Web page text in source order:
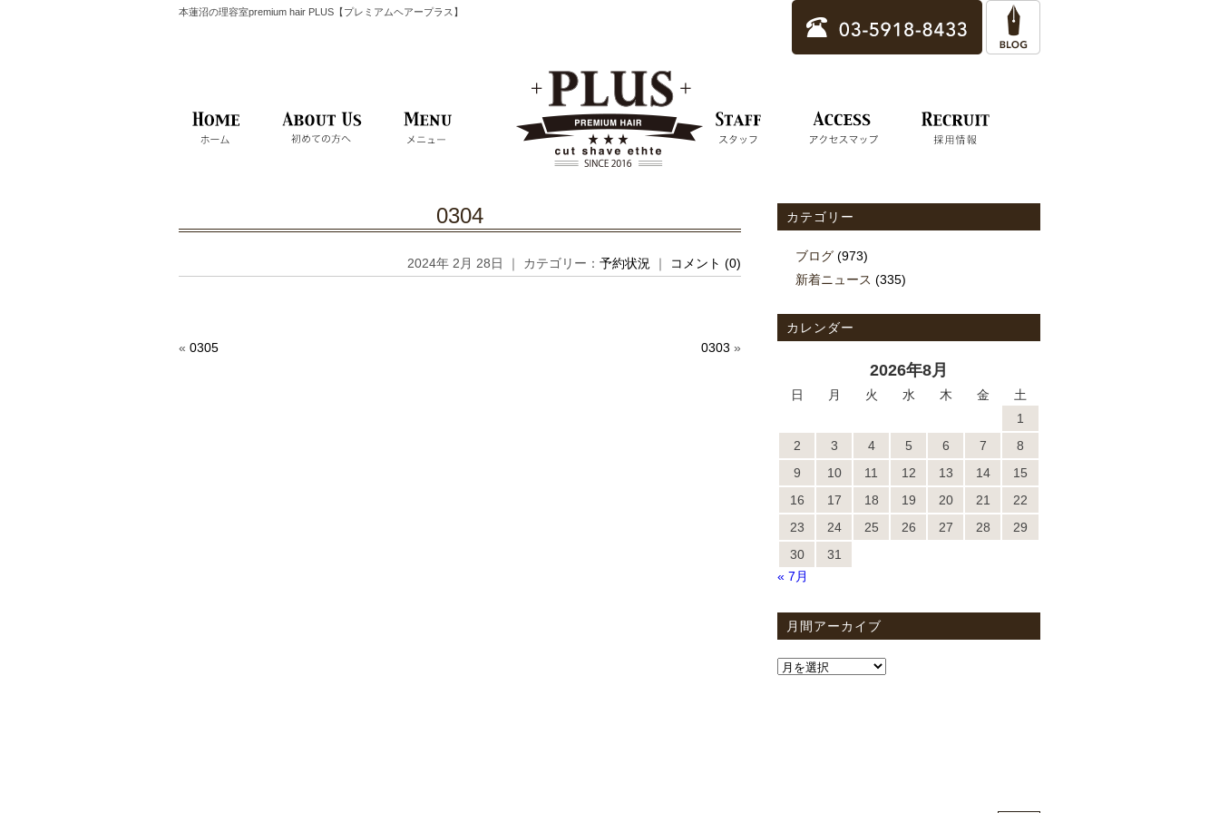
本蓮沼の理容室premium hair PLUS【プレミアムヘアープラス】
0304
2024年 2月 28日 ｜ カテゴリー： 予約状況 ｜ コメント (0)
« 0305 0303 »
カテゴリー
ブログ (973)
新着ニュース (335)
カレンダー
2026年8月
日 月 火 水 木 金
土
1
2
3 4 5 6 7
8
9
10 11 12 13 14
15
16
17 18 19 20 21
22
23
24 25 26 27 28
29
30
31
« 7月
月間アーカイブ